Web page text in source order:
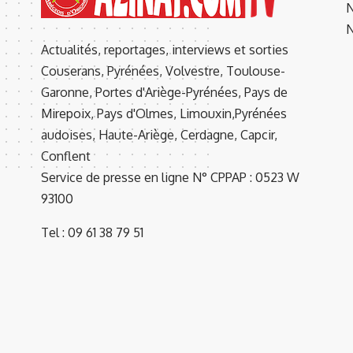
Actualités, reportages, interviews et sorties
Couserans, Pyrénées, Volvestre, Toulouse-
Garonne, Portes d'Ariège-Pyrénées, Pays de
Mirepoix, Pays d'Olmes, Limouxin,Pyrénées
audoises, Haute-Ariège, Cerdagne, Capcir,
Conflent
Service de presse en ligne N° CPPAP : 0523 W
93100
Tel : 09 61 38 79 51